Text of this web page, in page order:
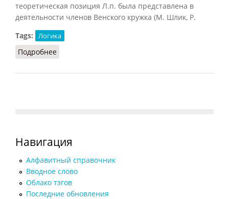
теоретическая позиция Л.п. была представлена в
деятельности членов Венского кружка (М. Шлик, Р.
Tags:
Логика
Подробнее
Навигация
Алфавитный справочник
Вводное слово
Облако тэгов
Последние обновления